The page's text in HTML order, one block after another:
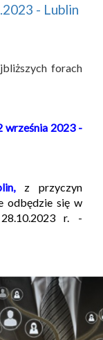
- Lublin
forach
września 2023 -
z przyczyn
odbędzie się w
r. -